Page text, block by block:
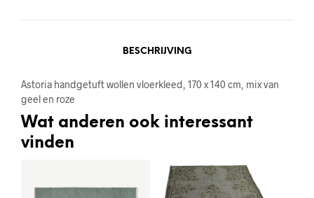
BESCHRIJVING
Astoria handgetuft wollen vloerkleed, 170 x 140 cm, mix van
geel en roze
Wat anderen ook interessant
vinden